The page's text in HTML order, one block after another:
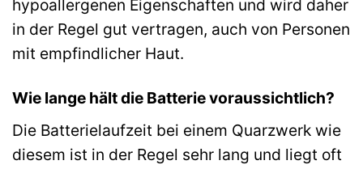
hypoallergenen Eigenschaften und wird daher
in der Regel gut vertragen, auch von Personen
mit empfindlicher Haut.
Wie lange hält die Batterie voraussichtlich?
Die Batterielaufzeit bei einem Quarzwerk wie
diesem ist in der Regel sehr lang und liegt oft